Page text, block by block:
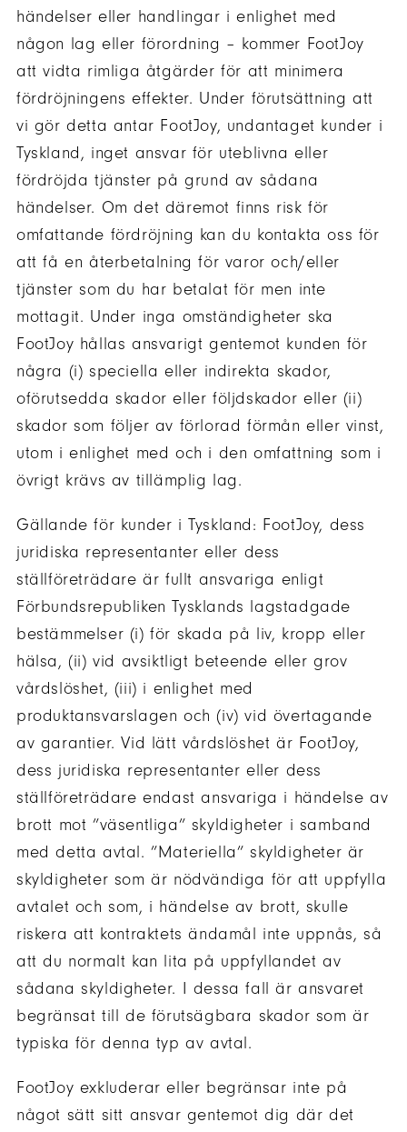
händelser eller handlingar i enlighet med
någon lag eller förordning – kommer FootJoy
att vidta rimliga åtgärder för att minimera
fördröjningens effekter. Under förutsättning att
vi gör detta antar FootJoy, undantaget kunder i
Tyskland, inget ansvar för uteblivna eller
fördröjda tjänster på grund av sådana
händelser. Om det däremot finns risk för
omfattande fördröjning kan du kontakta oss för
att få en återbetalning för varor och/eller
tjänster som du har betalat för men inte
mottagit. Under inga omständigheter ska
FootJoy hållas ansvarigt gentemot kunden för
några (i) speciella eller indirekta skador,
oförutsedda skador eller följdskador eller (ii)
skador som följer av förlorad förmån eller vinst,
utom i enlighet med och i den omfattning som i
övrigt krävs av tillämplig lag.
Gällande för kunder i Tyskland: FootJoy, dess
juridiska representanter eller dess
ställföreträdare är fullt ansvariga enligt
Förbundsrepubliken Tysklands lagstadgade
bestämmelser (i) för skada på liv, kropp eller
hälsa, (ii) vid avsiktligt beteende eller grov
vårdslöshet, (iii) i enlighet med
produktansvarslagen och (iv) vid övertagande
av garantier. Vid lätt vårdslöshet är FootJoy,
dess juridiska representanter eller dess
ställföreträdare endast ansvariga i händelse av
brott mot ”väsentliga” skyldigheter i samband
med detta avtal. ”Materiella” skyldigheter är
skyldigheter som är nödvändiga för att uppfylla
avtalet och som, i händelse av brott, skulle
riskera att kontraktets ändamål inte uppnås, så
att du normalt kan lita på uppfyllandet av
sådana skyldigheter. I dessa fall är ansvaret
begränsat till de förutsägbara skador som är
typiska för denna typ av avtal.
FootJoy exkluderar eller begränsar inte på
något sätt sitt ansvar gentemot dig där det